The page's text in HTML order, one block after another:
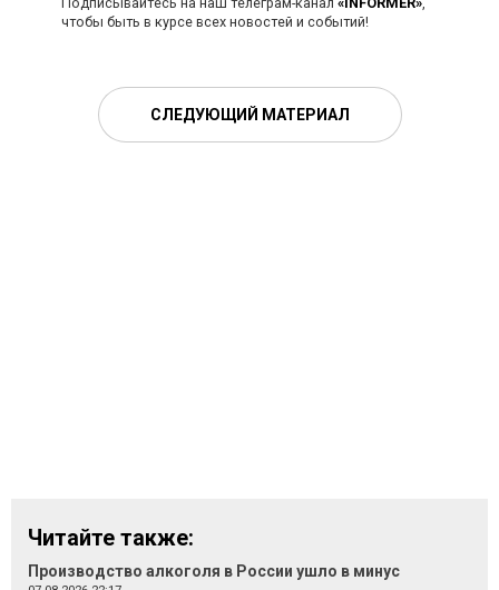
чтобы быть в курсе всех новостей и событий!
СЛЕДУЮЩИЙ МАТЕРИАЛ
Читайте также:
Производство алкоголя в России ушло в минус